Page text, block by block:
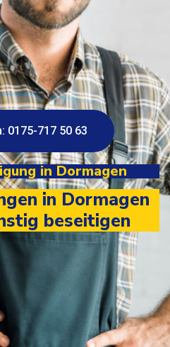
0175-717 50 63
in Dormagen
in Dormagen
beseitigen